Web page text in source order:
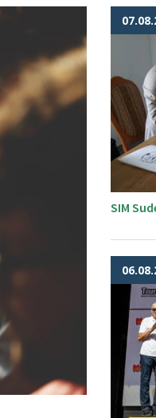
SIM